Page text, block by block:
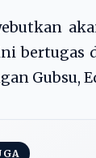
bertugas
Gubsu,